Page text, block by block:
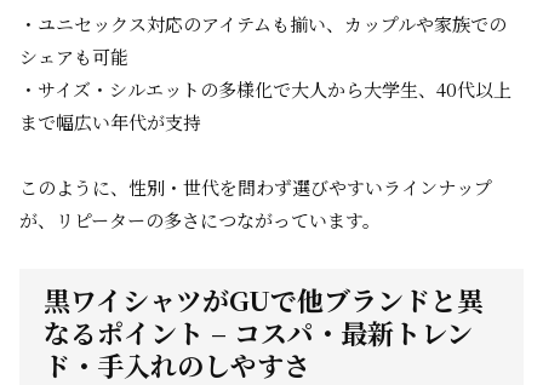
・ユニセックス対応のアイテムも揃い、カップルや家族での
シェアも可能
・サイズ・シルエットの多様化で大人から大学生、40代以上
まで幅広い年代が支持
このように、性別・世代を問わず選びやすいラインナップ
が、リピーターの多さにつながっています。
黒ワイシャツがGUで他ブランドと異
なるポイント – コスパ・最新トレン
ド・手入れのしやすさ